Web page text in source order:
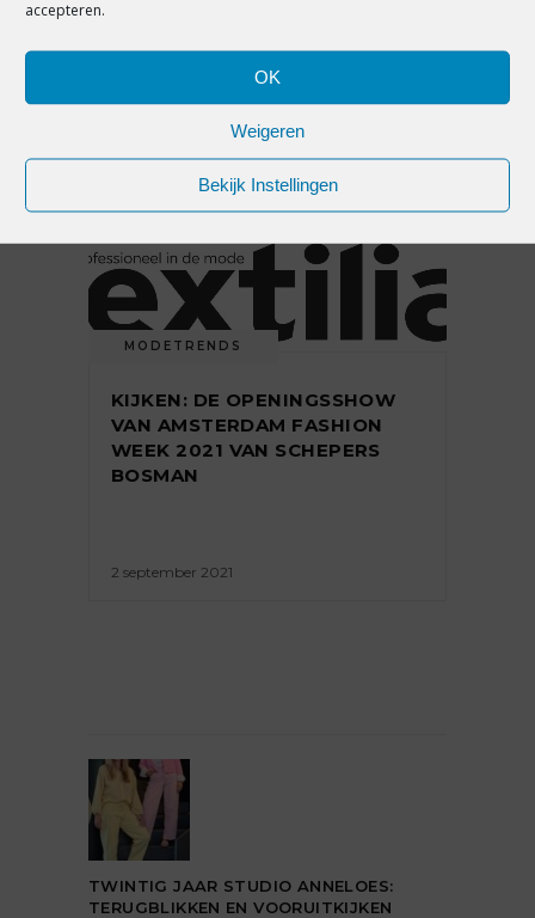
accepteren.
OK
Weigeren
Bekijk Instellingen
KIJKEN: DE ZOMERCOLLECTIE
2022 VAN MODEHUIS NATAN
MODETRENDS
KIJKEN: DE OPENINGSSHOW
VAN AMSTERDAM FASHION
WEEK 2021 VAN SCHEPERS
BOSMAN
2 september 2021
TWINTIG JAAR STUDIO ANNELOES:
TERUGBLIKKEN EN VOORUITKIJKEN